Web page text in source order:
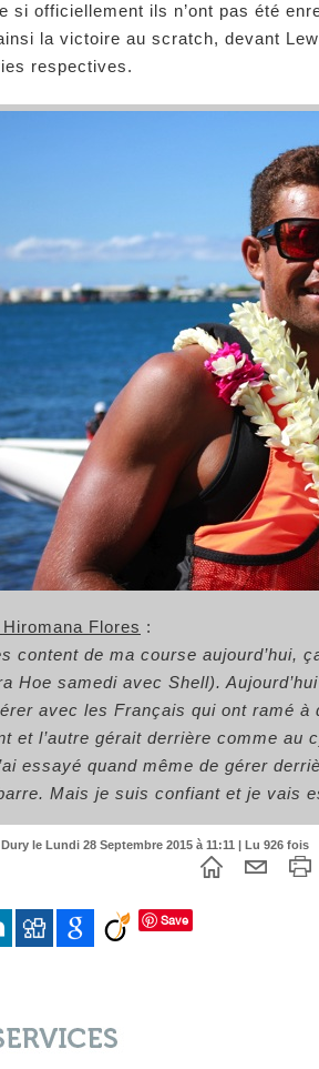
si officiellement ils n’ont pas été
la victoire au scratch, devant
respectives.
Flores :
content de ma course aujourd’hui,
Hoe samedi avec Shell).
avec les Français qui ont ramé à
et l’autre gérait derrière comme au
essayé quand même de gérer
Mais je suis confiant et je vais
le Lundi 28 Septembre 2015 à 11:11 | Lu 926 fois
Save